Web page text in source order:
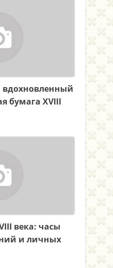
бумага XVIII
века: часы
и личных